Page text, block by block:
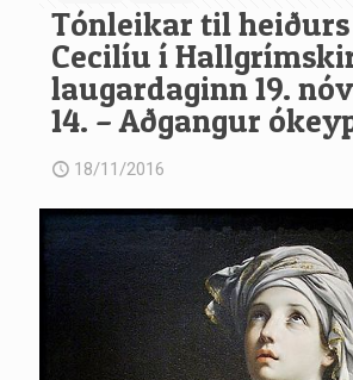
Tónleikar til
Cecilíu í
laugardaginn 19.
14. – Aðgangur
18/11/2016